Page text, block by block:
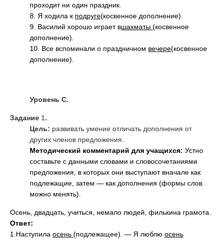
проходит ни один праздник.
8. Я ходила к подруге(косвенное дополнение).
9. Василий хорошо играет вшахматы (косвенное
дополнение).
10. Все вспоминали о праздничном вечере(косвенное
дополнение).
Уровень С.
Задание 1 .
Цель: развивать умение отличать дополнения от
других членов предложения.
Методический комментарий для учащихся: Устно
составьте с данными словами и словосочетаниями
предложения, в которых они выступают вначале как
подлежащие, затем — как дополнения (формы слов
можно менять).
Осень, двадцать, учиться, немало людей, филькина грамота.
Ответ:
1.Наступила осень (подлежащее). — Я люблю осень